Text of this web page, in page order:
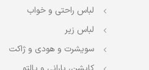
لباس راحتی و خواب
لباس زیر
سویشرت و هودی و ژاکت